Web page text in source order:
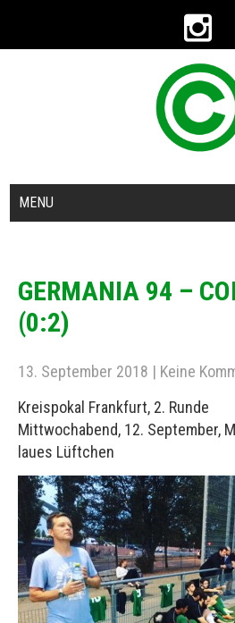
MENU
GERMANIA 94 –
(0:2)
13. September 2018 | Keine
Kreispokal Frankfurt, 2. Runde
Mittwochabend, 12. September,
laues Lüftchen